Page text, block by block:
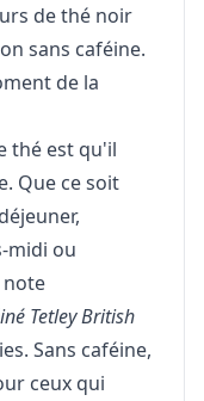
de thé noir
sans caféine.
de la
thé est qu'il
Que ce soit
midi ou
Tetley British
Sans caféine,
ceux qui